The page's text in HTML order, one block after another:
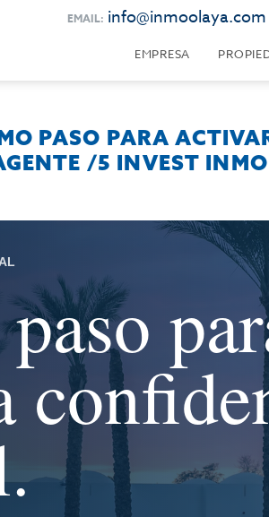
EMAIL: info@inmoolaya.com
EMPRESA
PASO PARA
/5 INVEST